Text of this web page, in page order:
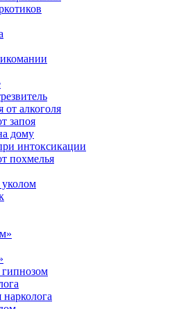
от алкоголя
запоя
дому
интоксикации
похмелья
нарколога